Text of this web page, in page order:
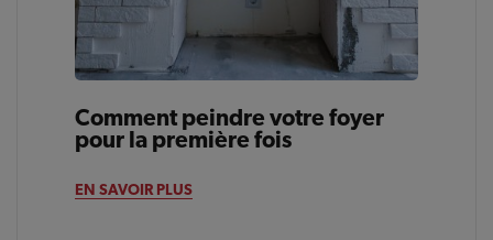
Comment peindre votre foyer
pour la première fois
EN SAVOIR PLUS